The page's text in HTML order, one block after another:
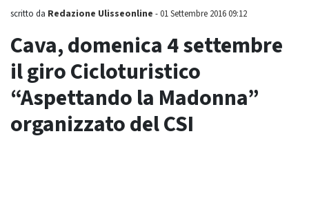
scritto da Redazione Ulisseonline -01 Settembre 2016 09:12
Cava, domenica 4 settembre
il giro Cicloturistico
“Aspettando la Madonna”
organizzato del CSI